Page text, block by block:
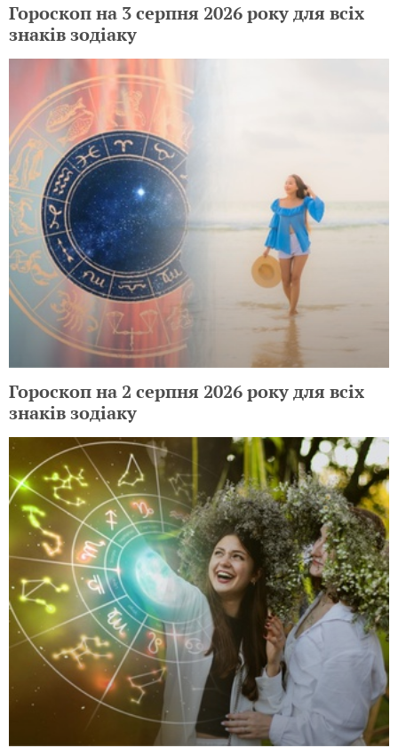
Гороскоп на 3 серпня 2026 року для всіх
знаків зодіаку
Гороскоп на 2 серпня 2026 року для всіх
знаків зодіаку